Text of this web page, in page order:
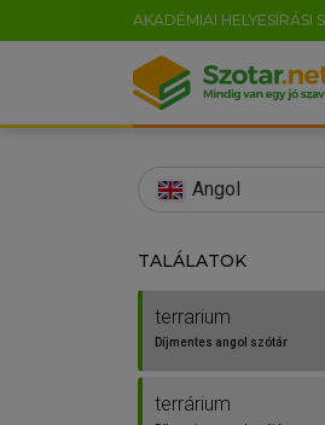
AKADÉMIAI HELYESÍRÁSI
Angol
TALÁLATOK
terrarium
Díjmentes angol szótár
terrárium